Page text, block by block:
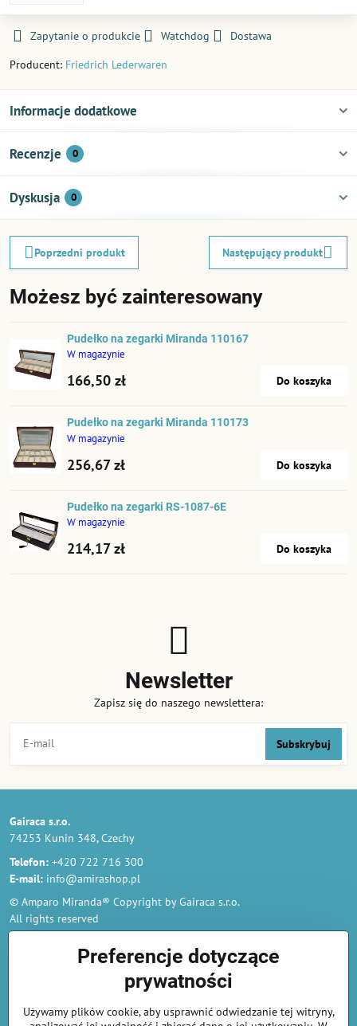
Zapytanie o produkcie Watchdog
Dostawa
Producent: Friedrich Lederwaren
Informacje dodatkowe
Recenzje 0
Dyskusja 0
Poprzedni produkt Następujący produkt
Możesz być zainteresowany
Pudełko na zegarki Miranda 110167
W magazynie
166,50 zł Do koszyka
Pudełko na zegarki Miranda 110173
W magazynie
256,67 zł Do koszyka
Pudełko na zegarki RS-1087-6E
W magazynie
214,17 zł Do koszyka
Newsletter
Zapisz się do naszego newslettera:
Subskrybuj
Gairaca s.r.o.
74253 Kunin 348, Czechy
Telefon: +420 722 716 300
E-mail: info@amirashop.pl
© Amparo Miranda® Copyright by Gairaca s.r.o.
All rights reserved
Zamówienia
Polityka prywatności i ochrony danych osobowych
Preferencje dotyczące
prywatności
Używamy plików cookie, aby usprawnić odwiedzanie tej witryny,